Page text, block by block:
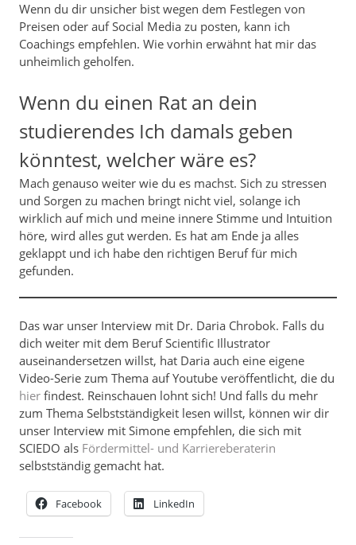
Wenn du dir unsicher bist wegen dem Festlegen von
Preisen oder auf Social Media zu posten, kann ich
Coachings empfehlen. Wie vorhin erwähnt hat mir das
unheimlich geholfen.
Wenn du einen Rat an dein
studierendes Ich damals geben
könntest, welcher wäre es?
Mach genauso weiter wie du es machst. Sich zu stressen
und Sorgen zu machen bringt nicht viel, solange ich
wirklich auf mich und meine innere Stimme und Intuition
höre, wird alles gut werden. Es hat am Ende ja alles
geklappt und ich habe den richtigen Beruf für mich
gefunden.
Das war unser Interview mit Dr. Daria Chrobok. Falls du
dich weiter mit dem Beruf Scientific Illustrator
auseinandersetzen willst, hat Daria auch eine eigene
Video-Serie zum Thema auf Youtube veröffentlicht, die du
hier findest. Reinschauen lohnt sich! Und falls du mehr
zum Thema Selbstständigkeit lesen willst, können wir dir
unser Interview mit Simone empfehlen, die sich mit
SCIEDO als Fördermittel- und Karriereberaterin
selbstständig gemacht hat.
Facebook LinkedIn